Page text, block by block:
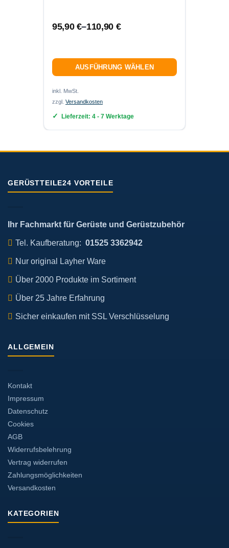
95,90 €–110,90 €
AUSFÜHRUNG WÄHLEN
auf.
der
Produktseite
gewählt
inkl. MwSt.
zzgl. Versandkosten
Lieferzeit: 4 - 7 Werktage
GERÜSTTEILE24 VORTEILE
Ihr Fachmarkt für Gerüste und Gerüstzubehör
Tel. Kaufberatung: 01525 3362942
Nur original Layher Ware
Über 2000 Produkte im Sortiment
Über 25 Jahre Erfahrung
Sicher einkaufen mit SSL Verschlüsselung
ALLGEMEIN
Kontakt
Impressum
Datenschutz
Cookies
AGB
Widerrufsbelehrung
Vertrag widerrufen
Zahlungsmöglichkeiten
Versandkosten
KATEGORIEN